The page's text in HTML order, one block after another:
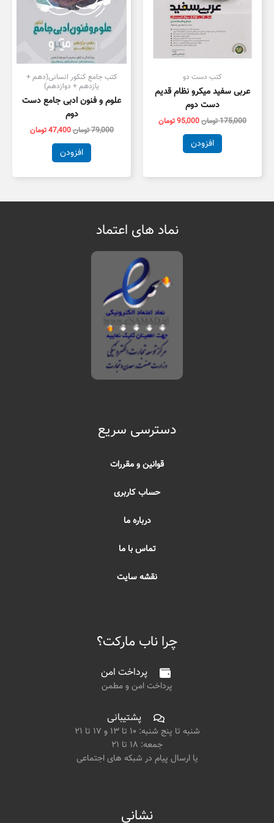
کتب دست دو
عربی سفید میکرو نظام قدیم
دست دوم
175,000تومان95,000تومان
افزودن
کتب جامع کنکور انسانی(دهم +
یازدهم + دوازدهم)
علوم و فنون ادبی جامع دست
دوم
79,000تومان47,400تومان
افزودن
نماد های اعتماد
دسترسی سریع
قوانین و مقررات
حساب کاربری
درباره ما
تماس با ما
نقشه سایت
چرا ناب مارکت؟
پرداخت امن
پرداخت امن و مطمن
پشتیبانی
شنبه تا پنج شنبه: ۱۰ تا ۱۳ و ۱۷ تا ۲۱
جمعه: ۱۸ تا ۲۱
یا ارسال پیام در شبکه های اجتماعی
نشانی